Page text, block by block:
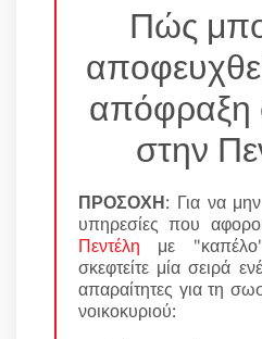
Πώς
απόφραξη
στην
ΠΡΟΣΟΧΗ: Για να
υπηρεσίες που
Πεντέλη με
σκεφτείτε μία σειρά
απαραίτητες για τη
νοικοκυριού: